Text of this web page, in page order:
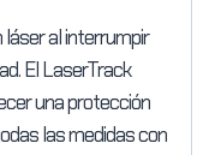
al interrumpir
El LaserTrack
una protección
las medidas con